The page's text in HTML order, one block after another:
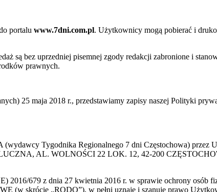
portalu www.7dni.com.pl. Użytkownicy mogą pobierać i
są bez uprzedniej pisemnej zgody redakcji zabronione i
prawnych.
25 maja 2018 r., przedstawiamy zapisy naszej Polityki
Tygodnika Regionalnego 7 dni Częstochowa) przez
AL. WOLNOŚCI 22 LOK. 12, 42-200
2016/679 z dnia 27 kwietnia 2016 r. w sprawie ochrony osób
(w skrócie „RODO”), w pełni uznaje i szanuje prawo